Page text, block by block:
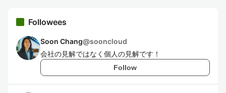
Followees
Soon Chang@sooncloud
会社の見解ではなく個人の見解です！
Follow